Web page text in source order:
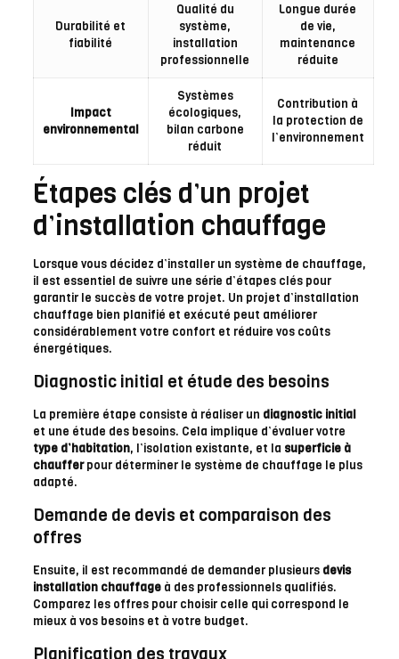
Durabilité et
fiabilité
Qualité du
système,
installation
professionnelle
Longue durée
de vie,
maintenance
réduite
Impact
environnemental
Systèmes
écologiques,
bilan carbone
réduit
Contribution à
la protection de
l’environnement
Étapes clés d’un projet
d’installation chauffage
Lorsque vous décidez d’installer un système de chauffage,
il est essentiel de suivre une série d’étapes clés pour
garantir le succès de votre projet. Un projet d’installation
chauffage bien planifié et exécuté peut améliorer
considérablement votre confort et réduire vos coûts
énergétiques.
Diagnostic initial et étude des besoins
La première étape consiste à réaliser un diagnostic initial
et une étude des besoins. Cela implique d’évaluer votre
type d’habitation, l’isolation existante, et la superficie à
chaufferpour déterminer le système de chauffage le plus
adapté.
Demande de devis et comparaison des
offres
Ensuite, il est recommandé de demander plusieurs devis
installation chauffageà des professionnels qualifiés.
Comparez les offres pour choisir celle qui correspond le
mieux à vos besoins et à votre budget.
Planification des travaux